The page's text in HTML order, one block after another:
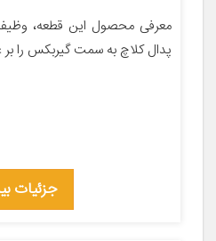
معرفی محصول این قطعه،
پدال کلاچ به سمت گیربکس را بر
جزئیات